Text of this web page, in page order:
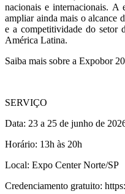
nacionais e internacionais. A
ampliar ainda mais o alcance
e a competitividade do setor
América Latina.
Saiba mais sobre a Expobor
SERVIÇO
Data: 23 a 25 de junho de
Horário: 13h às 20h
Local: Expo Center Norte/SP
Credenciamento gratuito: